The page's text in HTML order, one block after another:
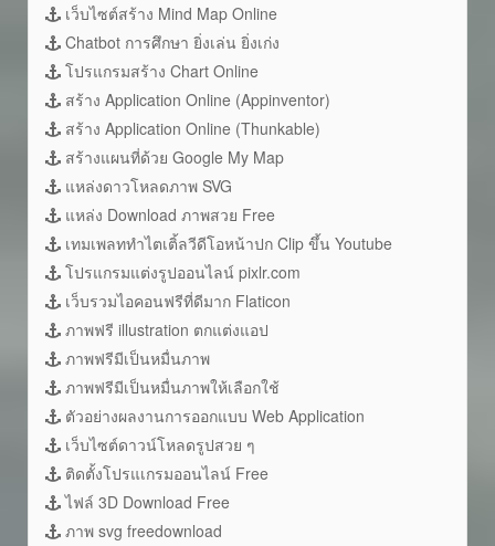
เว็บไซต์สร้าง Mind Map Online
Chatbot การศึกษา ยิ่งเล่น ยิ่งเก่ง
โปรแกรมสร้าง Chart Online
สร้าง Application Online (Appinventor)
สร้าง Application Online (Thunkable)
สร้างแผนที่ด้วย Google My Map
แหล่งดาวโหลดภาพ SVG
แหล่ง Download ภาพสวย Free
เทมเพลททำไตเติ้ลวีดีโอหน้าปก Clip ขึ้น Youtube
โปรแกรมแต่งรูปออนไลน์ pixlr.com
เว็บรวมไอคอนฟรีที่ดีมาก Flaticon
ภาพฟรี illustration ตกแต่งแอป
ภาพฟรีมีเป็นหมื่นภาพ
ภาพฟรีมีเป็นหมื่นภาพให้เลือกใช้
ตัวอย่างผลงานการออกแบบ Web Application
เว็บไซต์ดาวน์โหลดรูปสวย ๆ
ติดตั้งโปรแเกรมออนไลน์ Free
ไฟล์ 3D Download Free
ภาพ svg freedownload